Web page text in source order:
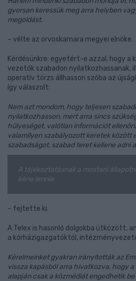
gyorsan keressük meg arra helyben
megoldást.
– vélte az orvoskamara megyei elnöke.
Kérdésünkre: egyetért-e azzal, hogy a
vezetők szabadon nyilatkozhassanak,
operatív törzs állhasson szóba az
így válaszolt:
Nem azt mondom, hogy teljesen
nyilatkozhasson, mert arra sincs
hülyeséget, valótlan információt
valamilyen szabályozott keretek között
szabadságot, szabad teret kellene adni
A tájékoztatásnak a mostani
kéne lennie
– fejtette ki.
A Telex is hasonló dolgokba ütközött,
a kórházigazgatóktól,
Kérelmeinket gyakran irányították az
vissza kapásból arra hivatkozva, hogy
alapján csak a közmédiát engedhetik be